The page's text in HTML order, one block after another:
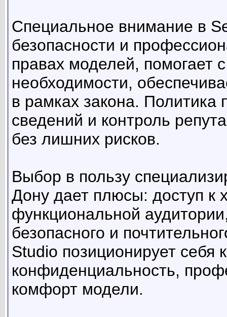
Специальное внимание в
безопасности и
правах моделей,
необходимости,
в рамках закона.
сведений и контроль
без лишних рисков.
Выбор в пользу
Дону дает плюсы: доступ к
функциональной
безопасного и
Studio позиционирует себя
конфиденциальность,
комфорт модели.